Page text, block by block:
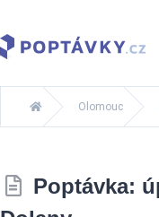
Olomouc
Poptávka: